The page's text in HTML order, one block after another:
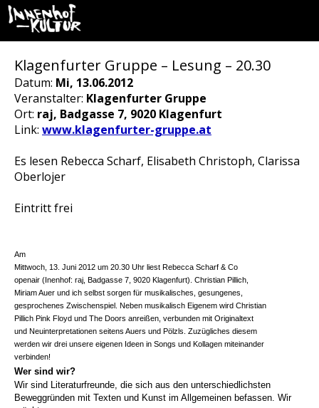
Klagenfurter Gruppe – Lesung – 20.30
Datum: Mi, 13.06.2012
Veranstalter: Klagenfurter Gruppe
Ort: raj, Badgasse 7, 9020 Klagenfurt
Link: www.klagenfurter-gruppe.at
Es lesen Rebecca Scharf, Elisabeth Christoph, Clarissa
Oberlojer
Eintritt frei
Am
Mittwoch, 13. Juni 2012 um 20.30 Uhr liest Rebecca Scharf & Co
openair (Inenhof: raj, Badgasse 7, 9020 Klagenfurt). Christian Pillich,
Miriam Auer und ich selbst sorgen für musikalisches, gesungenes,
gesprochenes Zwischenspiel. Neben musikalisch Eigenem wird Christian
Pillich Pink Floyd und The Doors anreißen, verbunden mit Originaltext
und Neuinterpretationen seitens Auers und Pölzls. Zuzügliches diesem
werden wir drei unsere eigenen Ideen in Songs und Kollagen miteinander
verbinden!
Wer sind wir?
Wir sind Literaturfreunde, die sich aus den unterschiedlichsten
Beweggründen mit Texten und Kunst im Allgemeinen befassen. Wir